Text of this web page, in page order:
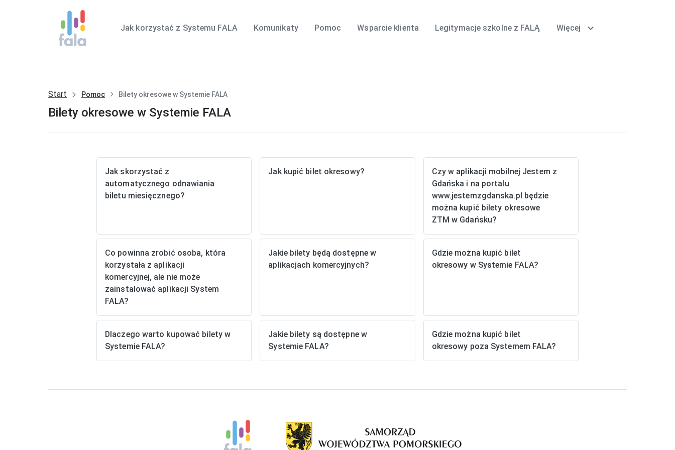
Jak korzystać z Systemu FALA Komunikaty Pomoc Wsparcie klienta Legitymacje szkolne z FALĄ Więcej expand_more
Start Pomoc Bilety okresowe w Systemie FALA
Bilety okresowe w Systemie FALA
Jak skorzystać z
automatycznego odnawiania
biletu miesięcznego?
Jak kupić bilet okresowy?
Czy w aplikacji mobilnej Jestem z
Gdańska i na portalu
www.jestemzgdanska.pl będzie
można kupić bilety okresowe
ZTM w Gdańsku?
Co powinna zrobić osoba, która
korzystała z aplikacji
komercyjnej, ale nie może
zainstalować aplikacji System
FALA?
Jakie bilety będą dostępne w
aplikacjach komercyjnych?
Gdzie można kupić bilet
okresowy w Systemie FALA?
Dlaczego warto kupować bilety w
Systemie FALA?
Jakie bilety są dostępne w
Systemie FALA?
Gdzie można kupić bilet
okresowy poza Systemem FALA?